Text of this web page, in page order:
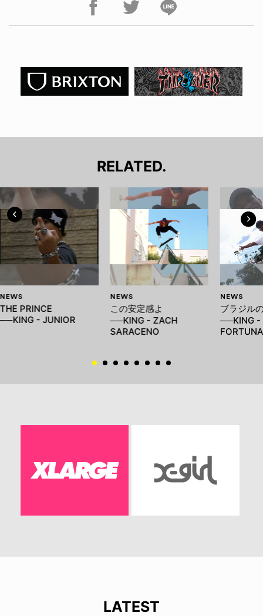
RELATED.
NEWS
THE PRINCE
──KING - JUNIOR
NEWS
この安定感よ
──KING - ZACH
SARACENO
NEWS
ブラジル
──KING -
LATEST